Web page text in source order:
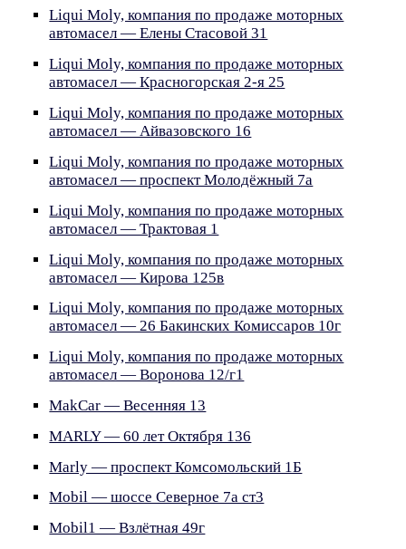
Liqui Moly, компания по продаже моторных
автомасел — Елены Стасовой 31
Liqui Moly, компания по продаже моторных
автомасел — Красногорская 2-я 25
Liqui Moly, компания по продаже моторных
автомасел — Айвазовского 16
Liqui Moly, компания по продаже моторных
автомасел — проспект Молодёжный 7а
Liqui Moly, компания по продаже моторных
автомасел — Трактовая 1
Liqui Moly, компания по продаже моторных
автомасел — Кирова 125в
Liqui Moly, компания по продаже моторных
автомасел — 26 Бакинских Комиссаров 10г
Liqui Moly, компания по продаже моторных
автомасел — Воронова 12/г1
MakCar — Весенняя 13
MARLY — 60 лет Октября 136
Marly — проспект Комсомольский 1Б
Mobil — шоссе Северное 7а ст3
Mobil1 — Взлётная 49г